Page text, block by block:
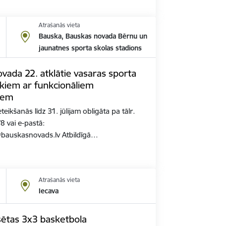
Atrašanās vieta
Bauska, Bauskas novada Bērnu un
jaunatnes sporta skolas stadions
22. atklātie vasaras sporta
ar funkcionāliem
līdz 31. jūlijam obligāta pa tālr.
vai e-pastā:
Atbildīgā…
Atrašanās vieta
Iecava
3x3 basketbola